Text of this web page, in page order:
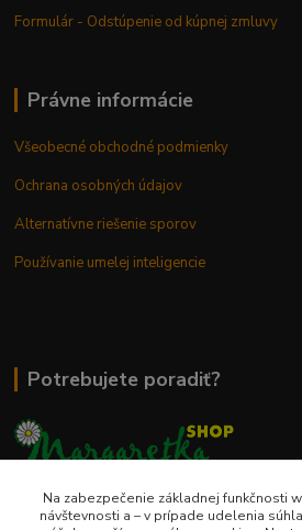
Formulár - Odstúpenie od kúpnej zmluvy
Právne informácie
Všeobecné obchodné podmienky
Ochrana osobných údajov
Alternatívne riešenie sporov
Používanie umelej inteligencie
Potrebujete poradiť?
0948 236 042
Na zabezpečenie základnej funkčnosti
návštevnosti a – v prípade udelenia